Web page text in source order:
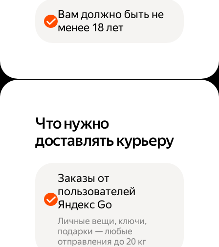
Вам должно быть не
менее 18 лет
Что нужно
доставлять курьеру
Заказы от
пользователей
Яндекс Go
Личные вещи, ключи,
подарки — любые
отправления до 20 кг